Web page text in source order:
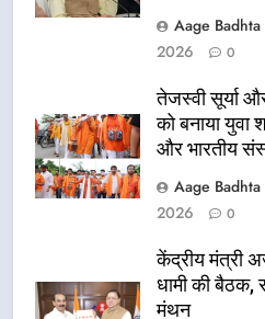
Aage
2026
0
तेजस्वी सूर्या
को बनाया युवा
और भारतीय
Aage
2026
0
केंद्रीय मंत्री
धामी की
मंथन